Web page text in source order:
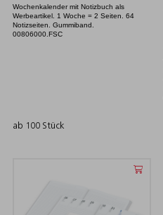
Wochenkalender mit Notizbuch als
Werbeartikel. 1 Woche = 2 Seiten. 64
Notizseiten. Gummiband.
00806000.FSC
ab 100 Stück